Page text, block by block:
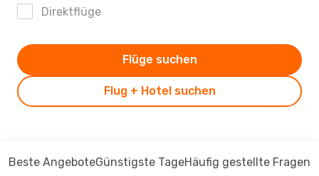
Direktflüge
Flug + Hotel suchen
Flüge suchen
Beste AngeboteGünstigste TageHäufig gestellte Fragen